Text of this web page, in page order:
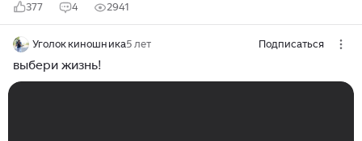
377 4 2941
Уголок киношника5 лет Подписаться
выбери жизнь!